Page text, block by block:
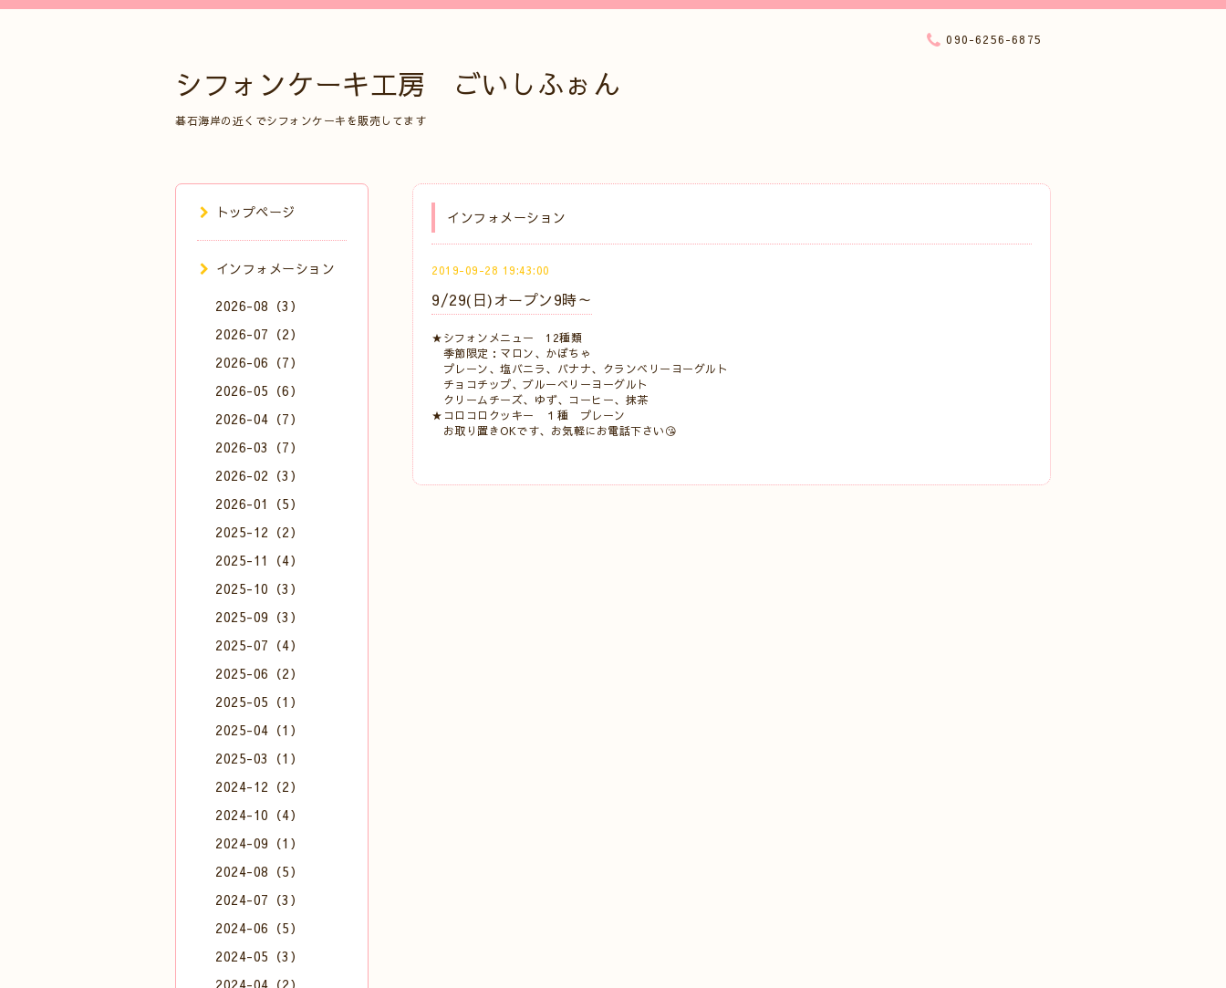
シフォンケーキ工房 ごいしふぉん
碁石海岸の近くでシフォンケーキを販売してます
090-6256-6875
インフォメーション
2019-09-28 19:43:00
9/29(日)オープン9時～
★シフォンメニュー 12種類
季節限定：マロン、かぼちゃ
プレーン、塩バニラ、バナナ、クランベリーヨーグルト
チョコチップ、ブルーベリーヨーグルト
クリームチーズ、ゆず、コーヒー、抹茶
★コロコロクッキー １種 プレーン
お取り置きOKです、お気軽にお電話下さい😘
トップページ
インフォメーション
2026-08（3）
2026-07（2）
2026-06（7）
2026-05（6）
2026-04（7）
2026-03（7）
2026-02（3）
2026-01（5）
2025-12（2）
2025-11（4）
2025-10（3）
2025-09（3）
2025-07（4）
2025-06（2）
2025-05（1）
2025-04（1）
2025-03（1）
2024-12（2）
2024-10（4）
2024-09（1）
2024-08（5）
2024-07（3）
2024-06（5）
2024-05（3）
2024-04（2）